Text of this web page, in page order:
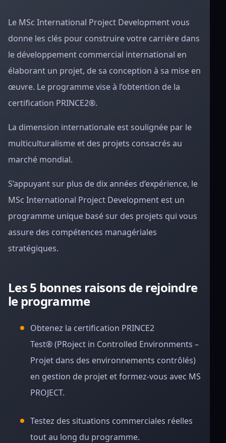
Le MSc International Project Development vous
donne les clés pour construire votre carrière dans
le développement commercial international en
élaborant un projet, de sa conception à sa mise en
œuvre. Le programme vise à l’obtention de la
certification PRINCE2®.
La dimension internationale est soulignée par le
multiculturalisme et des projets consacrés au
marché mondial.
S’appuyant sur plus de dix années d’expérience, le
MSc International Project Development est un
programme unique basé sur des projets qui vous
assure des compétences managériales
stratégiques.
Les 5 bonnes raisons de rejoindre
le programme
Obtenez la certification PRINCE2
Test® (PRoject in Controlled Environments –
Projet dans des environnements contrôlés)
en gestion de projet et formez-vous avec MS
PROJECT.
Testez des situations commerciales réelles
tout au long du programme.